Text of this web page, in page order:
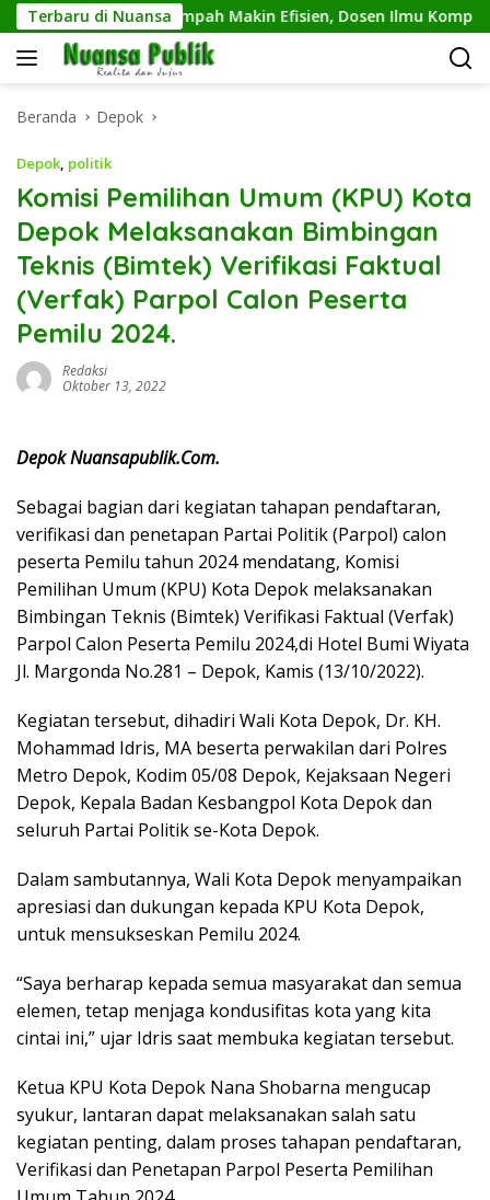
Langsung
ke
konten
Terbaru di Nuansa
Sampah Makin Efisien, Dosen Ilmu Komputer UPER
Beranda Depok
Depok, politik
Komisi Pemilihan Umum (KPU) Kota
Depok Melaksanakan Bimbingan
Teknis (Bimtek) Verifikasi Faktual
(Verfak) Parpol Calon Peserta
Pemilu 2024.
Redaksi
Oktober 13, 2022
Depok Nuansapublik.Com.
Sebagai bagian dari kegiatan tahapan pendaftaran,
verifikasi dan penetapan Partai Politik (Parpol) calon
peserta Pemilu tahun 2024 mendatang, Komisi
Pemilihan Umum (KPU) Kota Depok melaksanakan
Bimbingan Teknis (Bimtek) Verifikasi Faktual (Verfak)
Parpol Calon Peserta Pemilu 2024,di Hotel Bumi Wiyata
Jl. Margonda No.281 – Depok, Kamis (13/10/2022).
Kegiatan tersebut, dihadiri Wali Kota Depok, Dr. KH.
Mohammad Idris, MA beserta perwakilan dari Polres
Metro Depok, Kodim 05/08 Depok, Kejaksaan Negeri
Depok, Kepala Badan Kesbangpol Kota Depok dan
seluruh Partai Politik se-Kota Depok.
Dalam sambutannya, Wali Kota Depok menyampaikan
apresiasi dan dukungan kepada KPU Kota Depok,
untuk mensukseskan Pemilu 2024.
“Saya berharap kepada semua masyarakat dan semua
elemen, tetap menjaga kondusifitas kota yang kita
cintai ini,” ujar Idris saat membuka kegiatan tersebut.
Ketua KPU Kota Depok Nana Shobarna mengucap
syukur, lantaran dapat melaksanakan salah satu
kegiatan penting, dalam proses tahapan pendaftaran,
Verifikasi dan Penetapan Parpol Peserta Pemilihan